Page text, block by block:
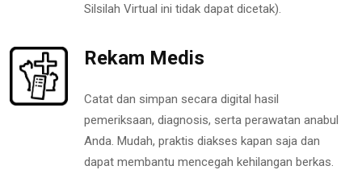
Silsilah Virtual ini tidak dapat dicetak).
Rekam Medis
Catat dan simpan secara digital hasil
pemeriksaan, diagnosis, serta perawatan anabul
Anda. Mudah, praktis diakses kapan saja dan
dapat membantu mencegah kehilangan berkas.